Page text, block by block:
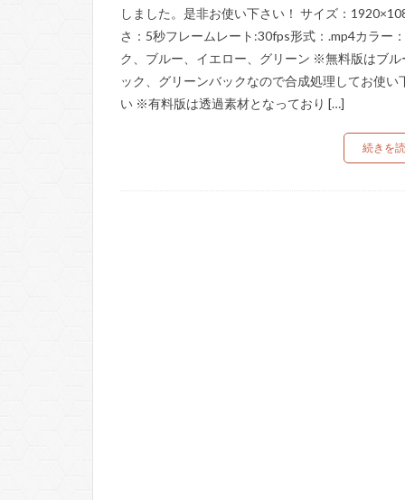
しました。是非お使い下さい！ サイズ：
さ：5秒フレームレート:30fps形式：.mp4カラー
ク、ブルー、イエロー、グリーン ※無料版はブル
ック、グリーンバックなので合成処理してお使い
い ※有料版は透過素材となっており […]
続きを